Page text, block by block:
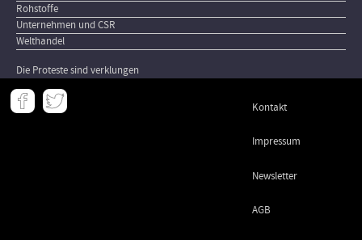
Rohstoffe
Unternehmen und CSR
Welthandel
Die Proteste sind verklungen
Meta
- Kontakt
Impressum
Newsletter
AGB